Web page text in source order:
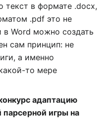
текст в формате .docx,
.pdf это не
в Word можно создать
сам принцип: не
а именно
то мере
адаптацию
парсерной игры на